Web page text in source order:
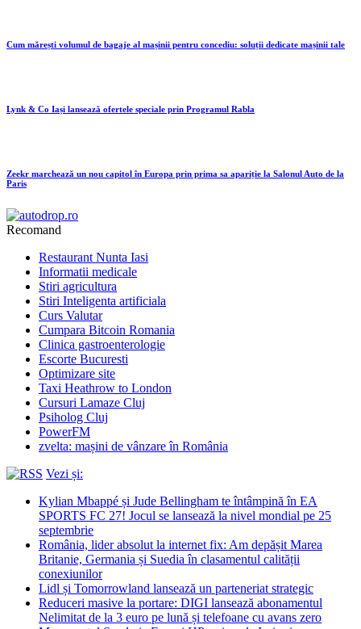
Cum mărești volumul de bagaje al mașinii pentru concediu: soluții dedicate mașinii tale
Lynk & Co Iași lansează ofertele speciale prin Programul Rabla
Zeekr marchează un nou capitol în Europa prin prima sa apariție la Salonul Auto de la
Paris
Recomand
Restaurant Nunta Iasi
Informatii medicale
Stiri agricultura
Stiri Inteligenta artificiala
Curs Valutar
Cumpara Bitcoin Romania
Clinica gastroenterologie
Escorte Bucuresti
Optimizare site
Taxi Heathrow to London
Cursuri Lamaze Cluj
Psiholog Cluj
PowerFM
zvelta: mașini de vânzare în România
Vezi și:
Kylian Mbappé și Jude Bellingham te întâmpină în EA
SPORTS FC 27! Jocul se lansează la nivel mondial pe 25
septembrie
România, lider absolut la internet fix: Am depășit Marea
Britanie, Germania și Suedia în clasamentul calității
conexiunilor
Lidl și Tomorrowland lansează un parteneriat strategic
Reduceri masive la portare: DIGI lansează abonamentul
Nelimitat de la 3 euro pe lună și telefoane cu avans zero